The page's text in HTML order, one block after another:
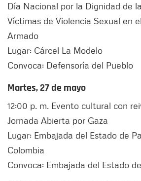
Día Nacional por la Dignidad de
Víctimas de Violencia Sexual en
Armado
Lugar: Cárcel La Modelo
Convoca: Defensoría del Pueblo
Martes, 27 de mayo
12:00 p. m. Evento cultural con
Jornada Abierta por Gaza
Lugar: Embajada del Estado de
Colombia
Convoca: Embajada del Estado